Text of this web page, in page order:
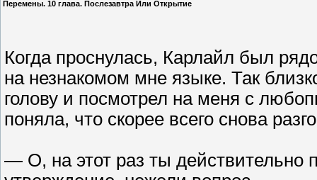
Перемены. 10 глава. Послезавтра Или Открытие
Когда проснулась, Карлайл был
на незнакомом мне языке. Так
голову и посмотрел на меня с
поняла, что скорее всего снова
— О, на этот раз ты действительно